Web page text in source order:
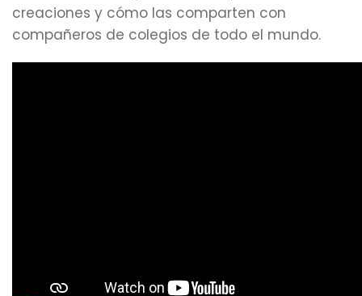
creaciones y cómo las comparten con
compañeros de colegios de todo el mundo.